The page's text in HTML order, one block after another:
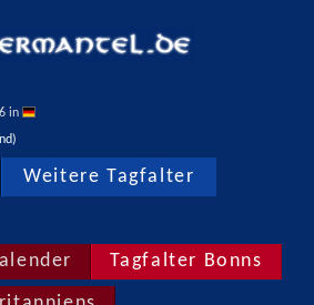
in
Weitere Tagfalter
Tagfalter Bonns